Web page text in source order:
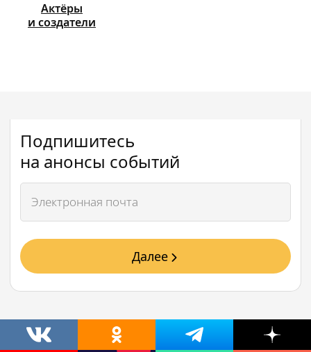
Актёры
и создатели
Подпишитесь
на анонсы событий
Далее